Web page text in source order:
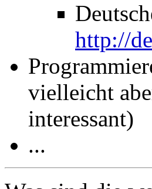
http://
vielleicht
interessant)
...